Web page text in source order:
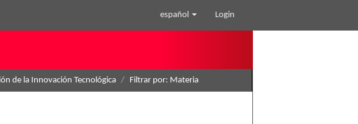
español Login
de la Innovación Tecnológica Filtrar por: Materia